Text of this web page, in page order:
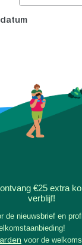
€25 extra
verblijf!
de nieuwsbrief en
voor de